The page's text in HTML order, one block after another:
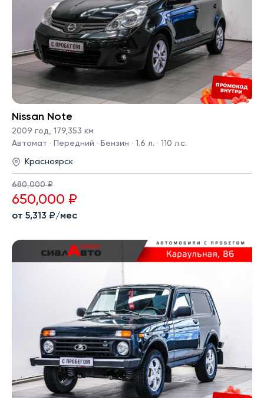
Nissan Note
2009 год, 179,353 км
Автомат · Передний · Бензин · 1.6 л. · 110 л.с.
Красноярск
680,000 ₽
650,000 ₽
от 5,313 ₽/мес